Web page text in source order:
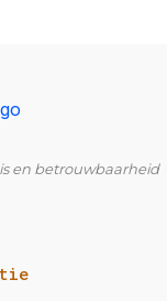
en betrouwbaarheid